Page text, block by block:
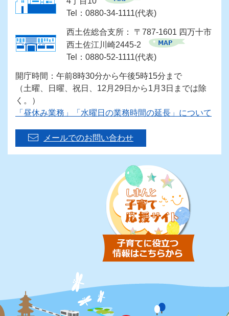
Tel：0880-34-1111(代表)
西土佐総合支所： 〒787-1601 四万十市
西土佐江川崎2445-2
Tel：0880-52-1111(代表)
開庁時間：午前8時30分から午後5時15分まで
（土曜、日曜、祝日、12月29日から1月3日までは除
く。）
「昼休み業務」「水曜日の業務時間の延長」について
メールでのお問い合わせ